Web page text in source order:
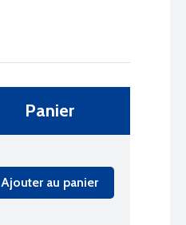
Panier
Ajouter au panier